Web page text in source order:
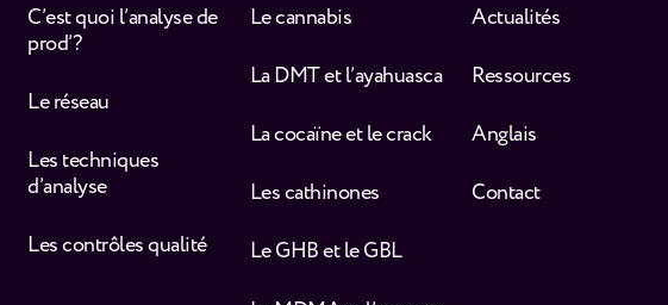
C’est quoi l’analyse de
prod’ ?
Le réseau
Les techniques
d’analyse
Les contrôles qualité
Le cannabis
La DMT et l’ayahuasca
La cocaïne et le crack
Les cathinones
Le GHB et le GBL
Actualités
Ressources
Anglais
Contact